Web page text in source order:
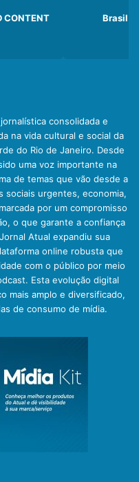
CONTENT Brasil
consolidada e
na vida cultural e social da
do Rio de Janeiro. Desde
uma voz importante na
de temas que vão desde a
sociais urgentes, economia,
por um compromisso
o que garante a confiança
Atual expandiu sua
online robusta que
com o público por meio
Esta evolução digital
mais amplo e diversificado,
de consumo de mídia.